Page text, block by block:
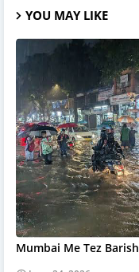
YOU MAY LIKE
Mumbai Me Tez Barish